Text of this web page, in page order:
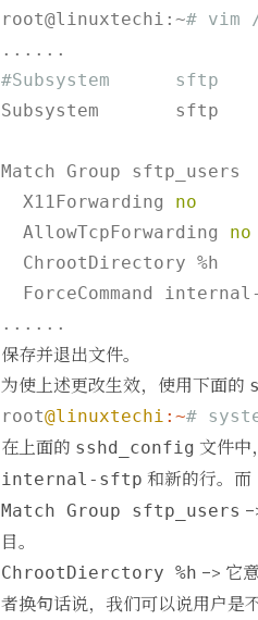
root@linuxtechi:~# vim
#Subsystem      sftp
Subsystem       sftp
Match Group sftp_users
  X11Forwarding
no
  AllowTcpForwarding
no
  ChrootDirectory %h
ForceCommand
保存并退出文件。
为使上述更改生效，使用下面的
root@linuxtechi :~#
在上面的 sshd_config 文件中
internal-sftp 和新的行。而
Match Group sftp_users
目。
ChrootDierctory %h –> 它
者换句话说，我们可以说用户是